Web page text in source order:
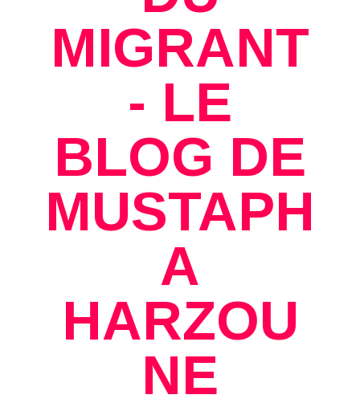
MIGRANT
- LE
BLOG DE
MUSTAPH
A
HARZOU
NE